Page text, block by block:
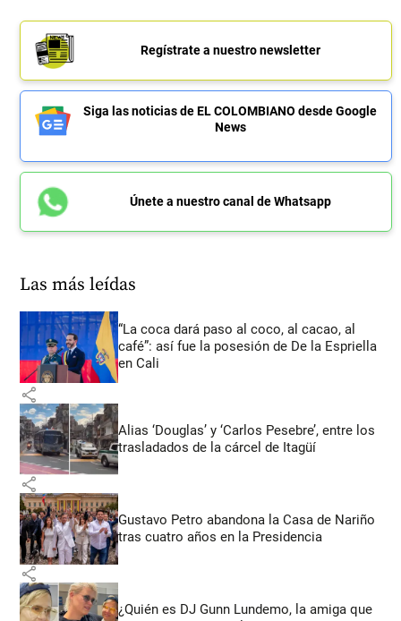
Regístrate a nuestro newsletter
Siga las noticias de EL COLOMBIANO desde Google
News
Únete a nuestro canal de Whatsapp
Las más leídas
“La coca dará paso al coco, al cacao, al
café”: así fue la posesión de De la Espriella
en Cali
share
Alias ‘Douglas’ y ‘Carlos Pesebre’, entre los
trasladados de la cárcel de Itagüí
share
Gustavo Petro abandona la Casa de Nariño
tras cuatro años en la Presidencia
share
¿Quién es DJ Gunn Lundemo, la amiga que